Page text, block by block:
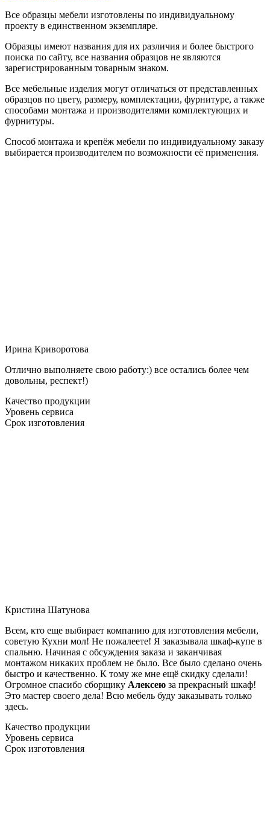
Все образцы мебели изготовлены по индивидуальному
проекту в единственном экземпляре.
Образцы имеют названия для их различия и более быстрого
поиска по сайту, все названия образцов не являются
зарегистрированным товарным знаком.
Все мебельные изделия могут отличаться от представленных
образцов по цвету, размеру, комплектации, фурнитуре, а также
способами монтажа и производителями комплектующих и
фурнитуры.
Способ монтажа и крепёж мебели по индивидуальному заказу
выбирается производителем по возможности её применения.
Ирина Криворотова
Отлично выполняете свою работу:) все остались более чем
довольны, респект!)
Качество продукции
Уровень сервиса
Срок изготовления
Кристина Шатунова
Всем, кто еще выбирает компанию для изготовления мебели,
советую Кухни мол! Не пожалеете! Я заказывала шкаф-купе в
спальню. Начиная с обсуждения заказа и заканчивая
монтажом никаких проблем не было. Все было сделано очень
быстро и качественно. К тому же мне ещё скидку сделали!
Огромное спасибо сборщику Алексею за прекрасный шкаф!
Это мастер своего дела! Всю мебель буду заказывать только
здесь.
Качество продукции
Уровень сервиса
Срок изготовления